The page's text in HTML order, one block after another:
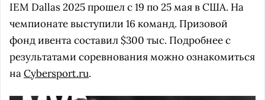
IEM Dallas 2025 прошел с 19 по 25 мая в США. На
чемпионате выступили 16 команд. Призовой
фонд ивента составил $300 тыс. Подробнее с
результатами соревнования можно ознакомиться
наCybersport.ru.